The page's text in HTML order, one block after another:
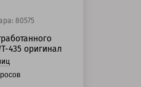
80575
435 оригинал